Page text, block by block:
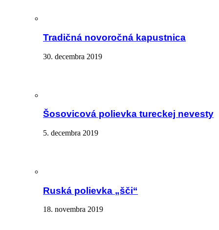
Tradičná novoročná kapustnica
30. decembra 2019
Šosovicová polievka tureckej nevesty
5. decembra 2019
Ruská polievka „šči“
18. novembra 2019